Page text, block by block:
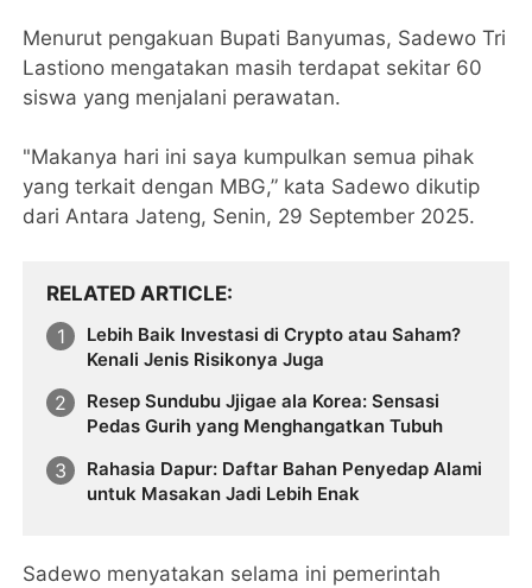
Menurut pengakuan Bupati Banyumas, Sadewo Tri
Lastiono mengatakan masih terdapat sekitar 60
siswa yang menjalani perawatan.
"Makanya hari ini saya kumpulkan semua pihak
yang terkait dengan MBG,” kata Sadewo dikutip
dari Antara Jateng, Senin, 29 September 2025.
RELATED ARTICLE
Lebih Baik Investasi di Crypto atau Saham?
Kenali Jenis Risikonya Juga
Resep Sundubu Jjigae ala Korea: Sensasi
Pedas Gurih yang Menghangatkan Tubuh
Rahasia Dapur: Daftar Bahan Penyedap Alami
untuk Masakan Jadi Lebih Enak
Sadewo menyatakan selama ini pemerintah